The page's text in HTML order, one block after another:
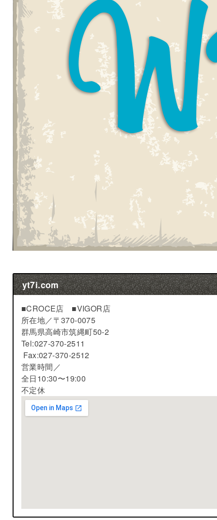
yt7i.com
■CROCE店 ■VIGOR店
所在地／〒370-0075
群馬県高崎市筑縄町50-2
Tel:027-370-2511
Fax:027-370-2512
営業時間／
全日10:30〜19:00
不定休